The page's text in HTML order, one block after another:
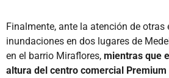
Finalmente, ante la atención de otras
inundaciones en dos lugares de
en el barrio Miraflores, mientras que
altura del centro comercial